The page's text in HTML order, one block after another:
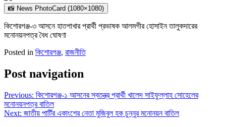
📸 News PhotoCard (1080×1080)
কিশোরগঞ্জ-৩ আসনে হাতপাখার প্রার্থী প্রভাষক আলমগীর হোসাইন তালুকদারের
মনোনয়নপত্র বৈধ ঘোষণা
Posted in কিশোরগঞ্জ, রাজনীতি
Post navigation
Previous: কিশোরগঞ্জ-১ আসনের স্বতন্ত্র প্রার্থী খালেদ সাইফুল্লাহ সোহেলের
মনোনয়নপত্র বাতিল
Next: জাতীয় পার্টির একাংশের নেতা মুজিবুল হক চুন্নুর মনোনয়ন বাতিল